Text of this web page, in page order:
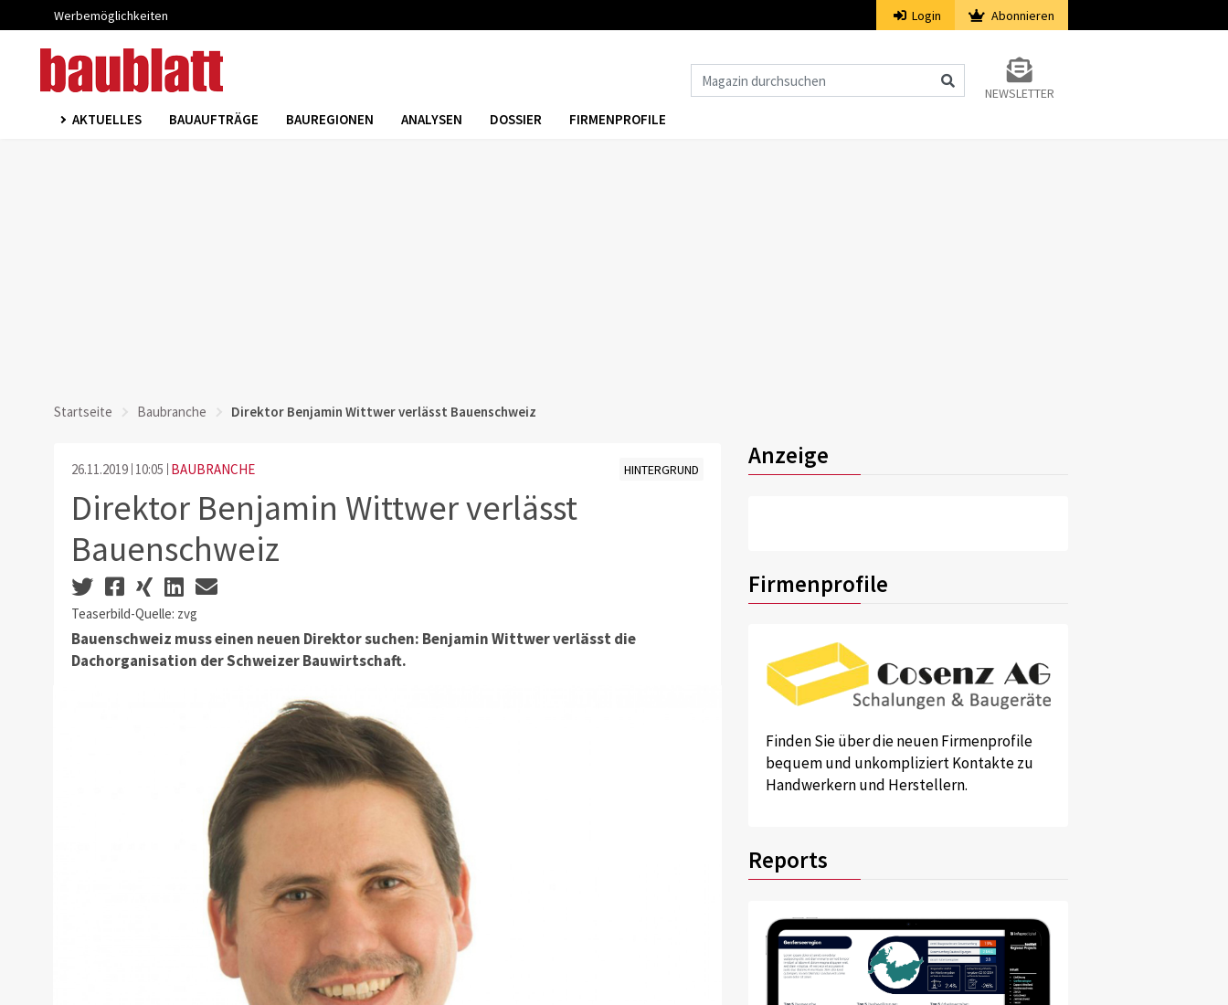
Werbemöglichkeiten Login Abonnieren
NEWSLETTER
AKTUELLES BAUAUFTRÄGE BAUREGIONEN ANALYSEN DOSSIER FIRMENPROFILE
Startseite Baubranche Direktor Benjamin Wittwer verlässt Bauenschweiz
26.11.2019 10:05 BAUBRANCHE HINTERGRUND
Direktor Benjamin Wittwer verlässt
Bauenschweiz
Teaserbild-Quelle: zvg
Bauenschweiz muss einen neuen Direktor suchen: Benjamin Wittwer verlässt die
Dachorganisation der Schweizer Bauwirtschaft.
Anzeige
Firmenprofile
Finden Sie über die neuen Firmenprofile
bequem und unkompliziert Kontakte zu
Handwerkern und Herstellern.
Reports